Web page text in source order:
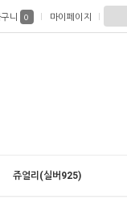
니 0 마이페이지
쥬얼리(실버925)